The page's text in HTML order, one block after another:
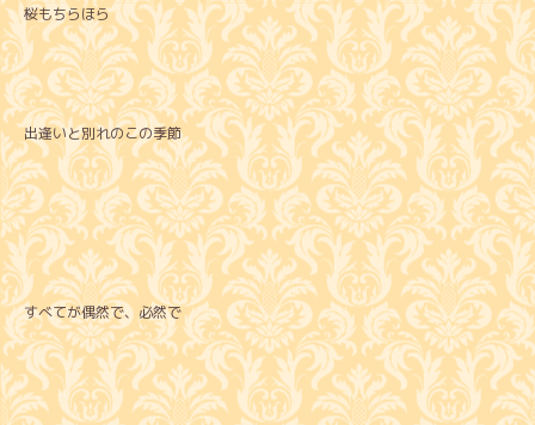
桜もちらほら
出逢いと別れのこの季節
すべてが偶然で、必然で